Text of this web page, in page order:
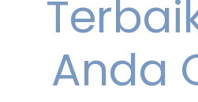
Anda